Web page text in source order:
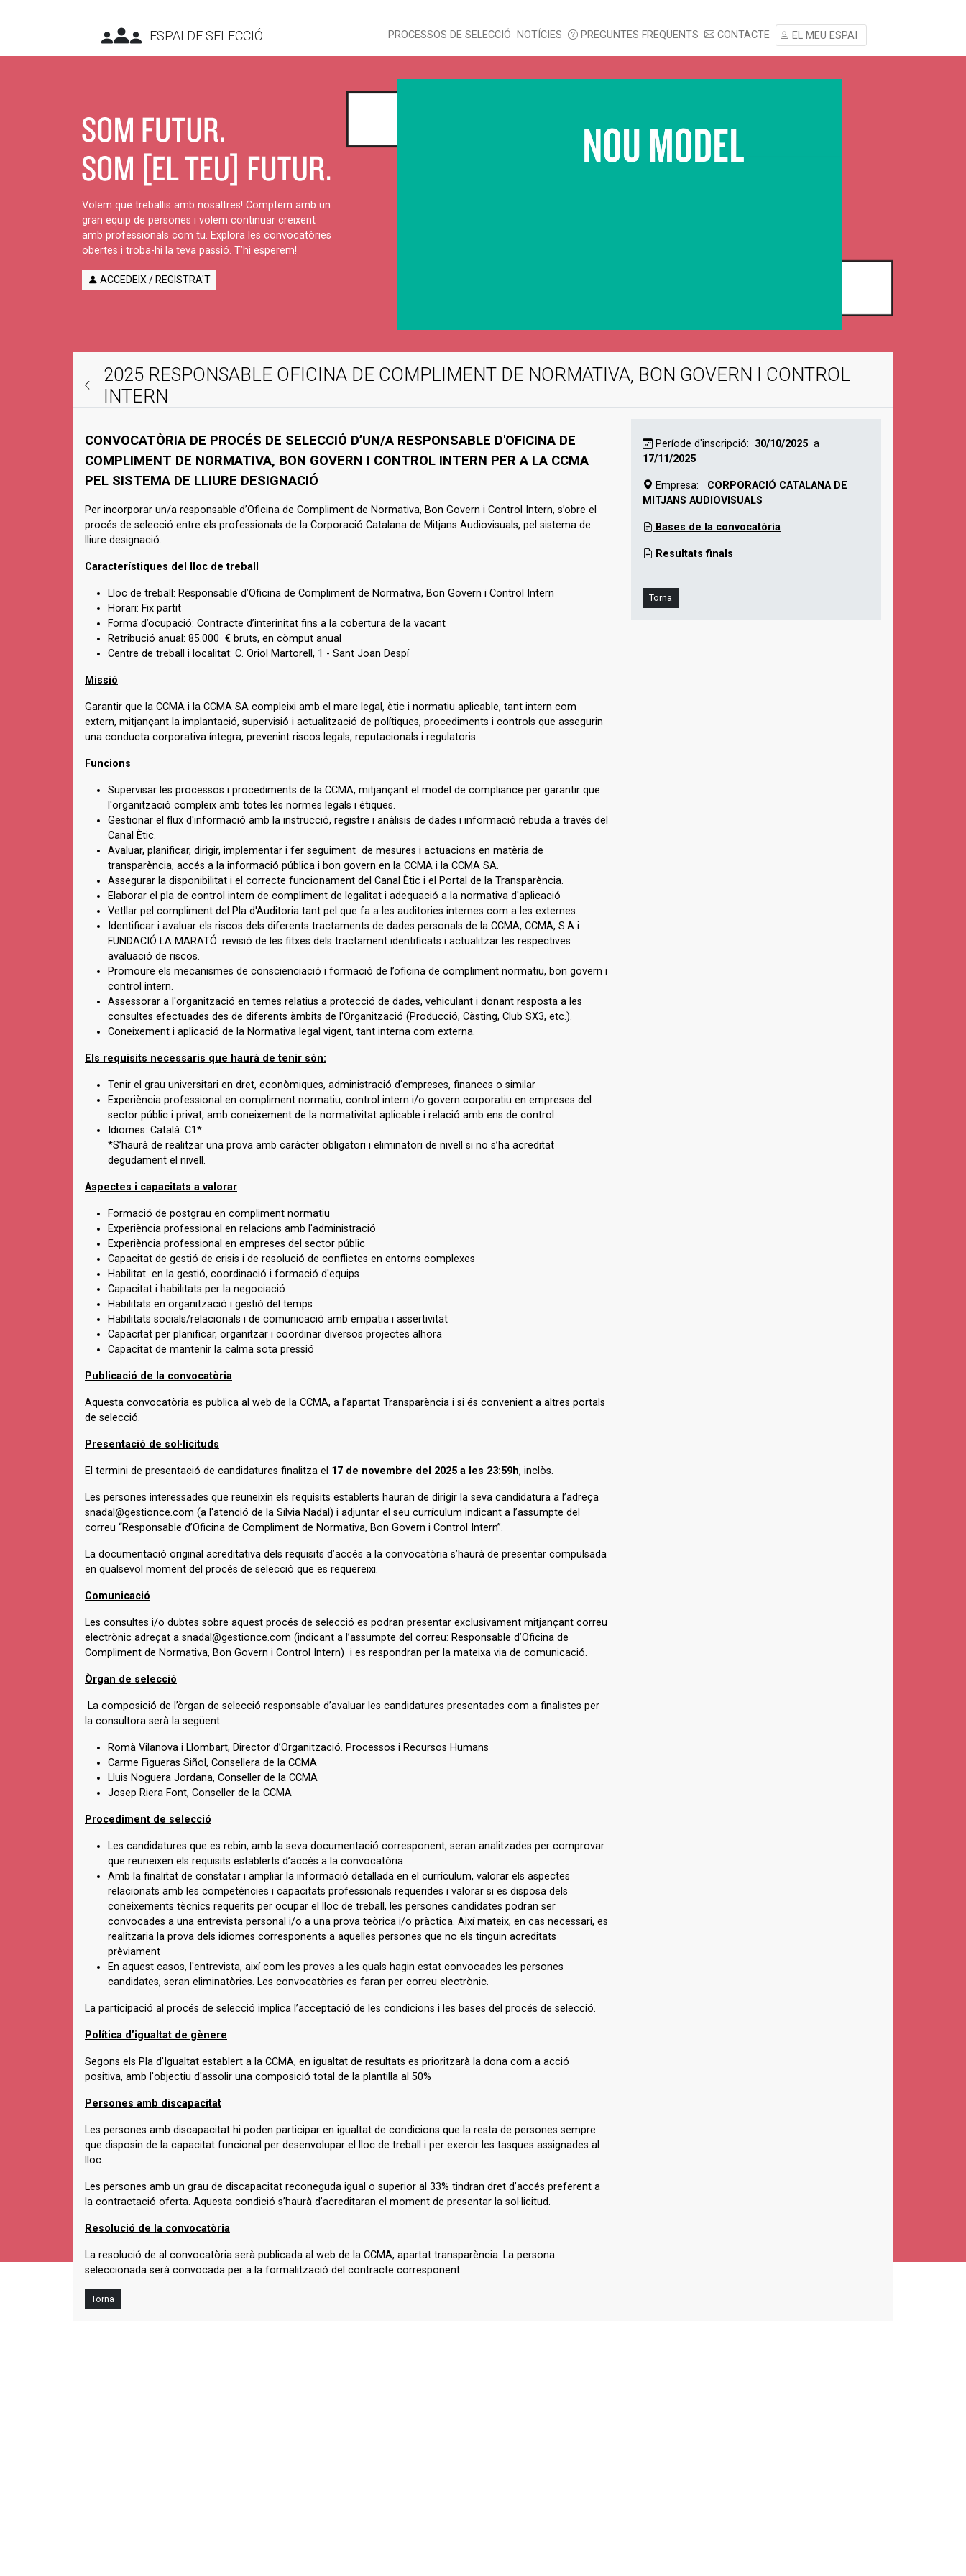
ESPAI DE SELECCIÓ PROCESSOS DE SELECCIÓ NOTÍCIES PREGUNTES FREQÜENTS CONTACTE EL MEU ESPAI
Volem que treballis amb nosaltres! Comptem amb un
gran equip de persones i volem continuar creixent
amb professionals com tu. Explora les convocatòries
obertes i troba-hi la teva passió. T’hi esperem!
ACCEDEIX / REGISTRA'T
2025 RESPONSABLE OFICINA DE COMPLIMENT DE NORMATIVA, BON GOVERN I CONTROL
INTERN
CONVOCATÒRIA DE PROCÉS DE SELECCIÓ D’UN/A RESPONSABLE D'OFICINA DE
COMPLIMENT DE NORMATIVA, BON GOVERN I CONTROL INTERN PER A LA CCMA
PEL SISTEMA DE LLIURE DESIGNACIÓ
Per incorporar un/a responsable d’Oficina de Compliment de Normativa, Bon Govern i Control Intern, s’obre el
procés de selecció entre els professionals de la Corporació Catalana de Mitjans Audiovisuals, pel sistema de
lliure designació.
Característiques del lloc de treball
Lloc de treball: Responsable d’Oficina de Compliment de Normativa, Bon Govern i Control Intern
Horari: Fix partit
Forma d’ocupació: Contracte d’interinitat fins a la cobertura de la vacant
Retribució anual: 85.000 € bruts, en còmput anual
Centre de treball i localitat: C. Oriol Martorell, 1 - Sant Joan Despí
Missió
Garantir que la CCMA i la CCMA SA compleixi amb el marc legal, ètic i normatiu aplicable, tant intern com
extern, mitjançant la implantació, supervisió i actualització de polítiques, procediments i controls que assegurin
una conducta corporativa íntegra, prevenint riscos legals, reputacionals i regulatoris.
Funcions
Supervisar les processos i procediments de la CCMA, mitjançant el model de compliance per garantir que
l'organització compleix amb totes les normes legals i ètiques.
Gestionar el flux d'informació amb la instrucció, registre i anàlisis de dades i informació rebuda a través del
Canal Ètic.
Avaluar, planificar, dirigir, implementar i fer seguiment de mesures i actuacions en matèria de
transparència, accés a la informació pública i bon govern en la CCMA i la CCMA SA.
Assegurar la disponibilitat i el correcte funcionament del Canal Ètic i el Portal de la Transparència.
Elaborar el pla de control intern de compliment de legalitat i adequació a la normativa d'aplicació
Vetllar pel compliment del Pla d'Auditoria tant pel que fa a les auditories internes com a les externes.
Identificar i avaluar els riscos dels diferents tractaments de dades personals de la CCMA, CCMA, S.A i
FUNDACIÓ LA MARATÓ: revisió de les fitxes dels tractament identificats i actualitzar les respectives
avaluació de riscos.
Promoure els mecanismes de conscienciació i formació de l’oficina de compliment normatiu, bon govern i
control intern.
Assessorar a l'organització en temes relatius a protecció de dades, vehiculant i donant resposta a les
consultes efectuades des de diferents àmbits de l'Organització (Producció, Càsting, Club SX3, etc.).
Coneixement i aplicació de la Normativa legal vigent, tant interna com externa.
Els requisits necessaris que haurà de tenir són:
Tenir el grau universitari en dret, econòmiques, administració d'empreses, finances o similar
Experiència professional en compliment normatiu, control intern i/o govern corporatiu en empreses del
sector públic i privat, amb coneixement de la normativitat aplicable i relació amb ens de control
Idiomes: Català: C1*
*S’haurà de realitzar una prova amb caràcter obligatori i eliminatori de nivell si no s’ha acreditat
degudament el nivell.
Aspectes i capacitats a valorar
Formació de postgrau en compliment normatiu
Experiència professional en relacions amb l'administració
Experiència professional en empreses del sector públic
Capacitat de gestió de crisis i de resolució de conflictes en entorns complexes
Habilitat en la gestió, coordinació i formació d'equips
Capacitat i habilitats per la negociació
Habilitats en organització i gestió del temps
Habilitats socials/relacionals i de comunicació amb empatia i assertivitat
Capacitat per planificar, organitzar i coordinar diversos projectes alhora
Capacitat de mantenir la calma sota pressió
Publicació de la convocatòria
Aquesta convocatòria es publica al web de la CCMA, a l’apartat Transparència i si és convenient a altres portals
de selecció.
Presentació de sol·licituds
El termini de presentació de candidatures finalitza el 17 de novembre del 2025 a les 23:59h, inclòs.
Les persones interessades que reuneixin els requisits establerts hauran de dirigir la seva candidatura a l’adreça
snadal@gestionce.com (a l'atenció de la Sílvia Nadal) i adjuntar el seu currículum indicant a l’assumpte del
correu “Responsable d’Oficina de Compliment de Normativa, Bon Govern i Control Intern”.
La documentació original acreditativa dels requisits d’accés a la convocatòria s’haurà de presentar compulsada
en qualsevol moment del procés de selecció que es requereixi.
Comunicació
Les consultes i/o dubtes sobre aquest procés de selecció es podran presentar exclusivament mitjançant correu
electrònic adreçat a snadal@gestionce.com (indicant a l’assumpte del correu: Responsable d’Oficina de
Compliment de Normativa, Bon Govern i Control Intern) i es respondran per la mateixa via de comunicació.
Òrgan de selecció
La composició de l’òrgan de selecció responsable d’avaluar les candidatures presentades com a finalistes per
la consultora serà la següent:
Romà Vilanova i Llombart, Director d’Organització. Processos i Recursos Humans
Carme Figueras Siñol, Consellera de la CCMA
Lluis Noguera Jordana, Conseller de la CCMA
Josep Riera Font, Conseller de la CCMA
Procediment de selecció
Les candidatures que es rebin, amb la seva documentació corresponent, seran analitzades per comprovar
que reuneixen els requisits establerts d’accés a la convocatòria
Amb la finalitat de constatar i ampliar la informació detallada en el currículum, valorar els aspectes
relacionats amb les competències i capacitats professionals requerides i valorar si es disposa dels
coneixements tècnics requerits per ocupar el lloc de treball, les persones candidates podran ser
convocades a una entrevista personal i/o a una prova teòrica i/o pràctica. Així mateix, en cas necessari, es
realitzaria la prova dels idiomes corresponents a aquelles persones que no els tinguin acreditats
prèviament
En aquest casos, l'entrevista, així com les proves a les quals hagin estat convocades les persones
candidates, seran eliminatòries. Les convocatòries es faran per correu electrònic.
La participació al procés de selecció implica l’acceptació de les condicions i les bases del procés de selecció.
Política d’igualtat de gènere
Segons els Pla d'Igualtat establert a la CCMA, en igualtat de resultats es prioritzarà la dona com a acció
positiva, amb l'objectiu d'assolir una composició total de la plantilla al 50%
Persones amb discapacitat
Les persones amb discapacitat hi poden participar en igualtat de condicions que la resta de persones sempre
que disposin de la capacitat funcional per desenvolupar el lloc de treball i per exercir les tasques assignades al
lloc.
Les persones amb un grau de discapacitat reconeguda igual o superior al 33% tindran dret d’accés preferent a
la contractació oferta. Aquesta condició s’haurà d’acreditaran el moment de presentar la sol·licitud.
Resolució de la convocatòria
La resolució de al convocatòria serà publicada al web de la CCMA, apartat transparència. La persona
seleccionada serà convocada per a la formalització del contracte corresponent.
Període d'inscripció: 30/10/2025 a
17/11/2025
Empresa: CORPORACIÓ CATALANA DE
MITJANS AUDIOVISUALS
Bases de la convocatòria
Resultats finals